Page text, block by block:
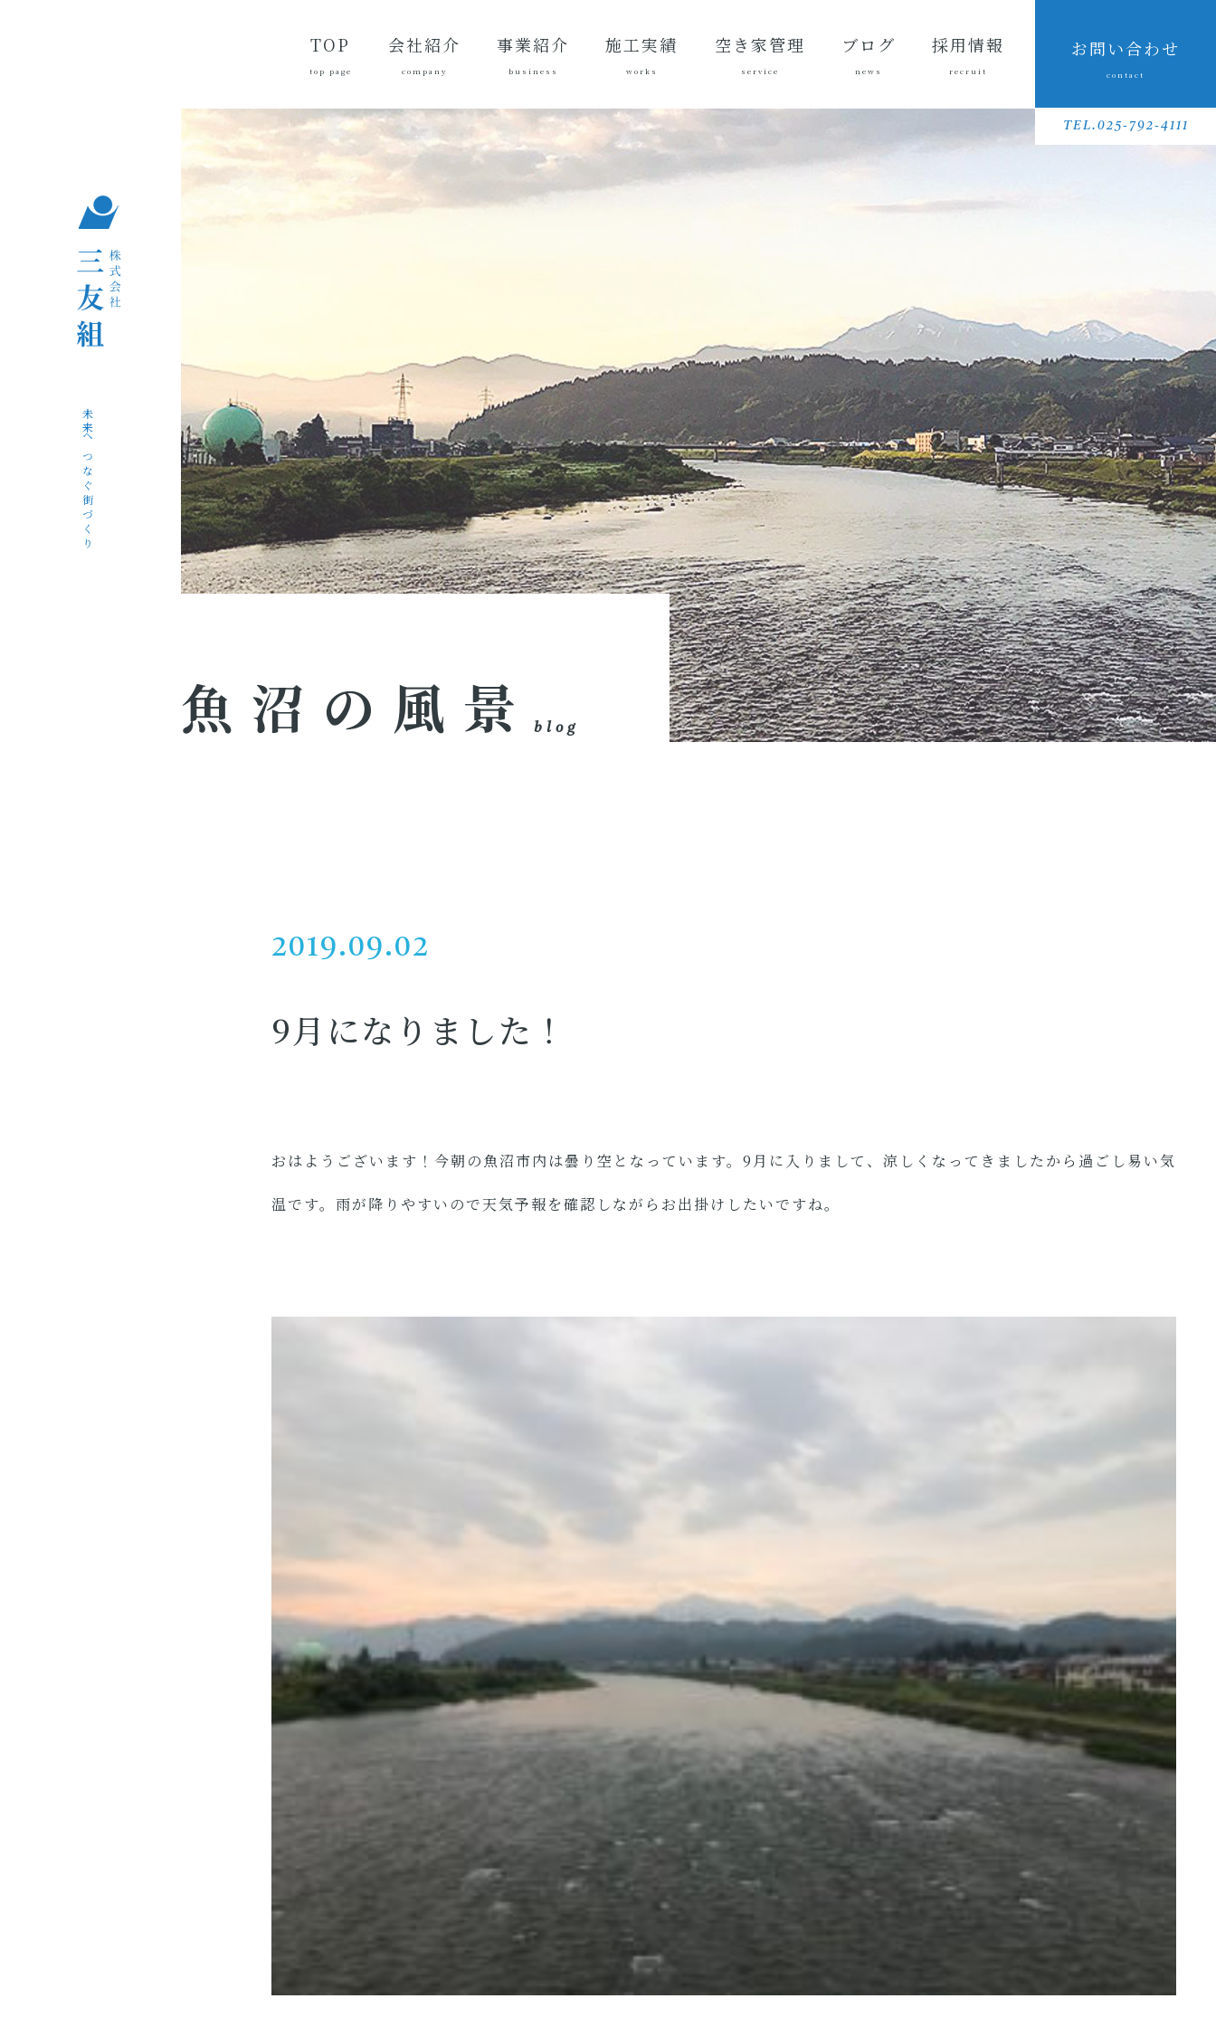
未来へつなぐ街づくり
TOP
top page
会社紹介
company
つ
事業紹介
business
施工実績
works
績
績
空き家管理
service
ービスとは？
動内容
流れ
ブログ
news
ログ
ブログ
風景
採用情報
recruit
ージ
くというこ
三友組
厚生・社内
動画
ンタビュー
るお問い合
お問い合わせ
contact
TEL.025-792-4111
魚沼の風景 blog
2019.09.02
9月になりました！
おはようございます！今朝の魚沼市内は曇り空となっています。9月に入りまして、涼しくなってきましたから過ごし易い気
温です。雨が降りやすいので天気予報を確認しながらお出掛けしたいですね。